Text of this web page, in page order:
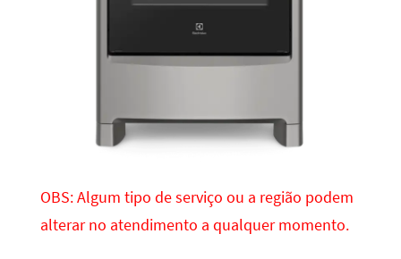
OBS: Algum tipo de serviço ou a região podem
alterar no atendimento a qualquer momento.